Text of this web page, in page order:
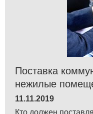
Поставка
нежилые
11.11.2019
Кто должен